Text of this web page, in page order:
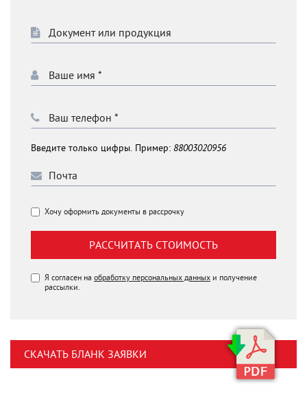
Введите только цифры. Пример: 88003020956
Хочу оформить документы в рассрочку
РАССЧИТАТЬ СТОИМОСТЬ
Я согласен на обработку персональных данных и получение
рассылки.
СКАЧАТЬ БЛАНК ЗАЯВКИ